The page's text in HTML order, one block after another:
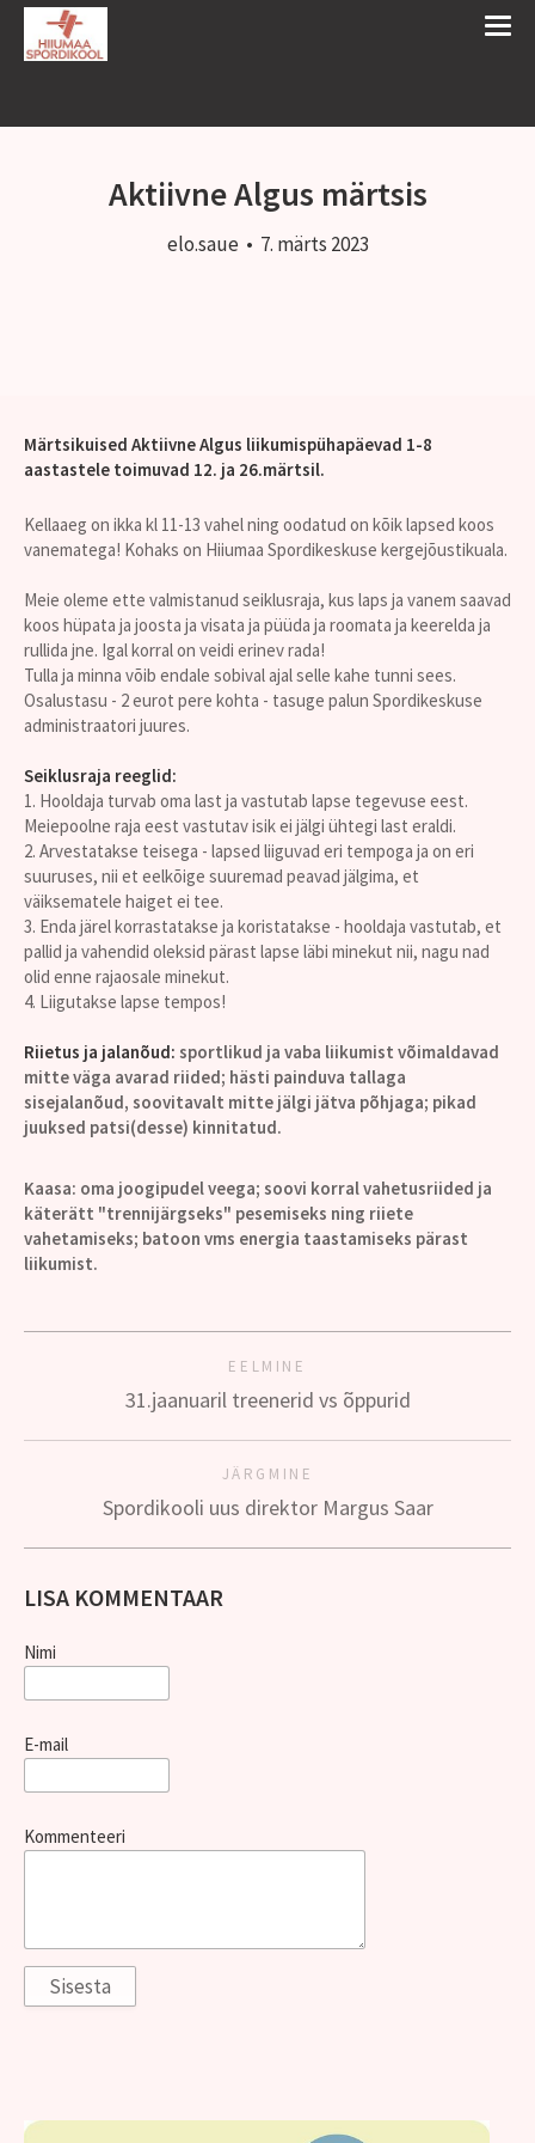
Aktiivne Algus märtsis
elo.saue • 7. märts 2023
Märtsikuised Aktiivne Algus liikumispühapäevad 1-8
aastastele toimuvad 12. ja 26.märtsil.
Kellaaeg on ikka kl 11-13 vahel ning oodatud on kõik lapsed koos
vanematega! Kohaks on Hiiumaa Spordikeskuse kergejõustikuala.
Meie oleme ette valmistanud seiklusraja, kus laps ja vanem saavad
koos hüpata ja joosta ja visata ja püüda ja roomata ja keerelda ja
rullida jne. Igal korral on veidi erinev rada!
Tulla ja minna võib endale sobival ajal selle kahe tunni sees.
Osalustasu - 2 eurot pere kohta - tasuge palun Spordikeskuse
administraatori juures.
Seiklusraja reeglid:
1. Hooldaja turvab oma last ja vastutab lapse tegevuse eest.
Meiepoolne raja eest vastutav isik ei jälgi ühtegi last eraldi.
2. Arvestatakse teisega - lapsed liiguvad eri tempoga ja on eri
suuruses, nii et eelkõige suuremad peavad jälgima, et
väiksematele haiget ei tee.
3. Enda järel korrastatakse ja koristatakse - hooldaja vastutab, et
pallid ja vahendid oleksid pärast lapse läbi minekut nii, nagu nad
olid enne rajaosale minekut.
4. Liigutakse lapse tempos!
Riietus ja jalanõud: sportlikud ja vaba liikumist võimaldavad
mitte väga avarad riided; hästi painduva tallaga
sisejalanõud, soovitavalt mitte jälgi jätva põhjaga; pikad
juuksed patsi(desse) kinnitatud.
Kaasa: oma joogipudel veega; soovi korral vahetusriided ja
käterätt "trennijärgseks" pesemiseks ning riiete
vahetamiseks; batoon vms energia taastamiseks pärast
liikumist.
EELMINE
31.jaanuaril treenerid vs õppurid
JÄRGMINE
Spordikooli uus direktor Margus Saar
LISA KOMMENTAAR
Nimi
E-mail
Kommenteeri